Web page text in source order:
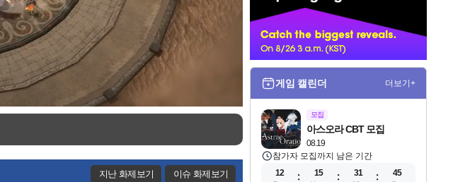
지난 화제보기 이슈 화제보기
게임 캘린더 더보기+
모집
08.19
아스오라 CBT 모집
참가자 모집까지 남은 기간
12
15 31 43